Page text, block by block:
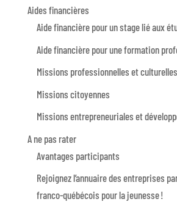
Aides financières
Aide financière pour un stage lié aux
Aide financière pour une formation
Missions professionnelles et culturelles
Missions citoyennes
Missions entrepreneuriales et
A ne pas rater
Avantages participants
Rejoignez l’annuaire des entreprises
franco-québécois pour la jeunesse !